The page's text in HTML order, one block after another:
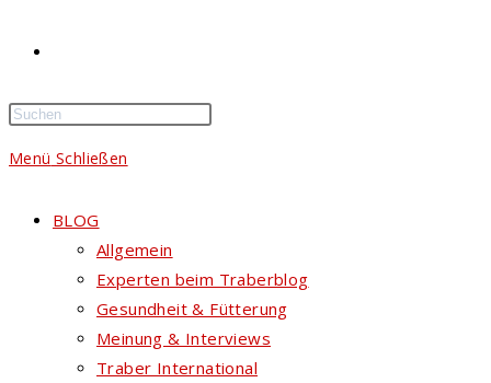
Suche
Menü Schließen
BLOG
Allgemein
Experten beim Traberblog
Gesundheit & Fütterung
Meinung & Interviews
Traber International